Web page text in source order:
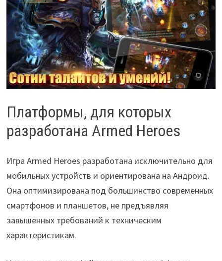
Платформы, для которых
разработана Armed Heroes
Игра Armed Heroes разработана исключительно для
мобильных устройств и ориентирована на Андроид.
Она оптимизирована под большинство современных
смартфонов и планшетов, не предъявляя
завышенных требований к техническим
характеристикам.